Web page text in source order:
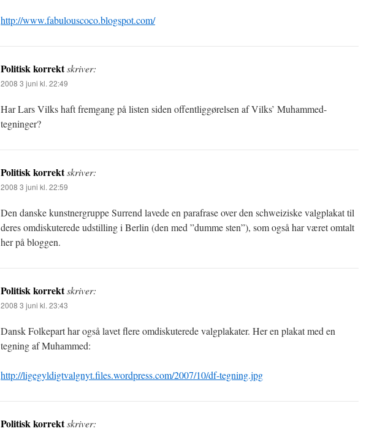
http://www.fabulouscoco.blogspot.com/
Politisk korrektskriver:
2008 3 juni kl. 22:49
Har Lars Vilks haft fremgang på listen siden offentliggørelsen af Vilks’ Muhammed-
tegninger?
Politisk korrektskriver:
2008 3 juni kl. 22:59
Den danske kunstnergruppe Surrend lavede en parafrase over den schweiziske valgplakat til
deres omdiskuterede udstilling i Berlin (den med ”dumme sten”), som også har været omtalt
her på bloggen.
Politisk korrektskriver:
2008 3 juni kl. 23:43
Dansk Folkepart har også lavet flere omdiskuterede valgplakater. Her en plakat med en
tegning af Muhammed:
http://ligegyldigtvalgnyt.files.wordpress.com/2007/10/df-tegning.jpg
Politisk korrektskriver: